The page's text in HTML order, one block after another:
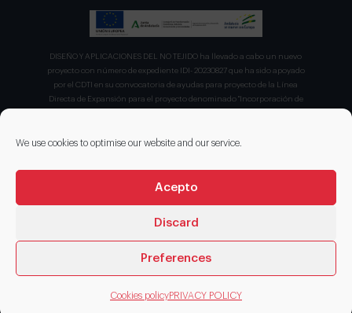
We use cookies to optimise our website and our service.
Acepto
Discard
Preferences
Cookies policyPRIVACY POLICY
DISEÑO Y APLICACIONES DEL NO TEJIDO ha llevado a cabo un nuevo
proyecto con número de expediente IDI- 20230827 que ha sido apoyado
por el CDTI en su convocatoria de ayudas para proyecto de la Línea
Directa de Expansión para el proyecto denominado "Incorporación de
recibiendo en concepto de ayuda parcialmente reembolsable un 75%
© 2026 DISENOS NT